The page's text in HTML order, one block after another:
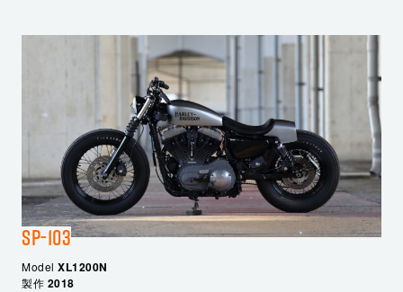
SP-103
Model XL1200N
製作 2018